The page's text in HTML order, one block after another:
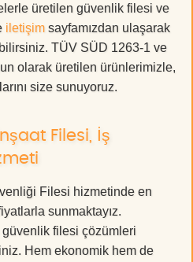
üretilen güvenlik filesi ve
iletişim sayfamızdan ulaşarak
TÜV SÜD 1263-1 ve
olarak üretilen ürünlerimizle,
size sunuyoruz.
Filesi, İş
Filesi hizmetinde en
sunmaktayız.
güvenlik filesi çözümleri
Hem ekonomik hem de